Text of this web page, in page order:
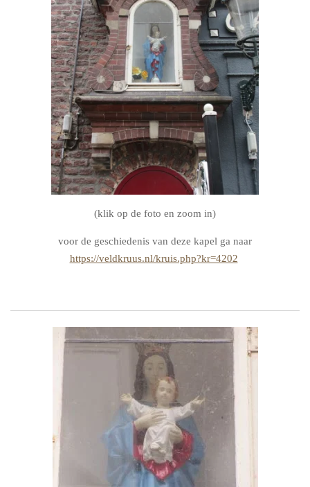
(klik op de foto en zoom in)
voor de geschiedenis van deze kapel ga naar
https://veldkruus.nl/kruis.php?kr=4202